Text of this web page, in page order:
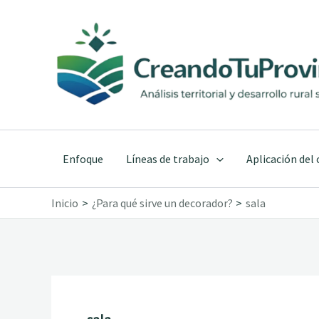
contenido
Enfoque Líneas de trabajo Aplicación
Inicio ¿Para qué sirve un decorador? sala